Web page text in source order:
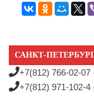
САНКТ-
+7(812) 766-02-07
+7(812) 971-102-4